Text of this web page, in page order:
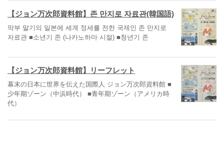
【ジョン万次郎資料館】존 만지로 자료관(韓国語)
막부 말기의 일본에 세계 정세를 전한 국제인 존 만지로
자료관 ■소년기 존 (나카노하마 시절) ■청년기 존
【ジョン万次郎資料館】リーフレット
幕末の日本に世界を伝えた国際人 ジョン万次郎資料館 ■
少年期ゾーン（中浜時代） ■青年期ゾーン（アメリカ時
代）